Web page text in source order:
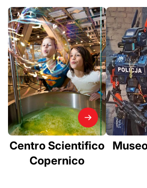
Centro Scientifico
Copernico